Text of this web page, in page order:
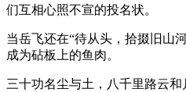
们互相心照不宣的投名状。
当岳飞还在“待从头，拾掇旧山
成为砧板上的鱼肉。
三十功名尘与土，八千里路云